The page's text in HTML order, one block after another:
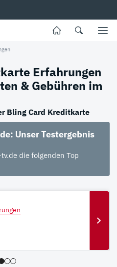
Erfahrungen
& Gebühren im
Bling Card Kreditkarte
Unser Testergebnis
die folgenden Top